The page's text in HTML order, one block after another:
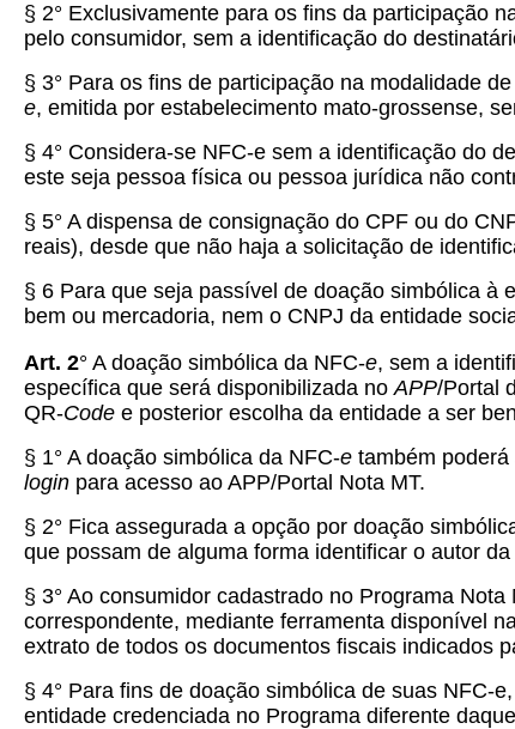
§ 2° Exclusivamente para os fins da participação
pelo consumidor, sem a identificação do
§ 3° Para os fins de participação na modalidade
e, emitida por estabelecimento mato-grossense,
§ 4° Considera-se NFC-e sem a identificação do
este seja pessoa física ou pessoa jurídica não
§ 5° A dispensa de consignação do CPF ou do
reais), desde que não haja a solicitação de
§ 6 Para que seja passível de doação simbólica à
bem ou mercadoria, nem o CNPJ da entidade
Art. 2° A doação simbólica da NFC-e, sem a
específica que será disponibilizada noAPP/Portal
QR-Code e posterior escolha da entidade a ser
§ 1° A doação simbólica da NFC-e também
login para acesso ao APP/Portal Nota MT.
§ 2° Fica assegurada a opção por doação
que possam de alguma forma identificar o autor
§ 3° Ao consumidor cadastrado no Programa
correspondente, mediante ferramenta disponível
extrato de todos os documentos fiscais indicados
§ 4° Para fins de doação simbólica de suas NFC-
entidade credenciada no Programa diferente